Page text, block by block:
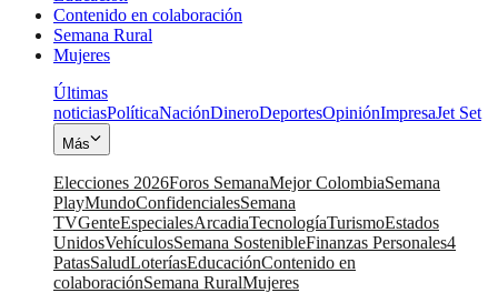
Contenido en colaboración
Semana Rural
Mujeres
Últimas
noticiasPolíticaNaciónDineroDeportesOpiniónImpresaJet Set
Más
Elecciones 2026Foros SemanaMejor ColombiaSemana
PlayMundoConfidencialesSemana
TVGenteEspecialesArcadiaTecnologíaTurismoEstados
UnidosVehículosSemana SostenibleFinanzas Personales4
PatasSaludLoteríasEducaciónContenido en
colaboraciónSemana RuralMujeres